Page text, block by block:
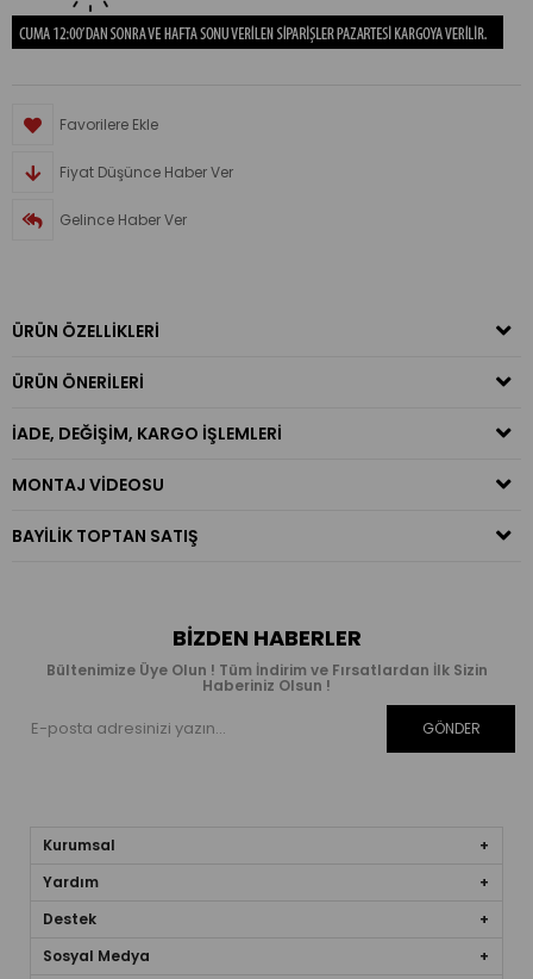
Favorilere Ekle
Fiyat Düşünce Haber Ver
Gelince Haber Ver
ÜRÜN ÖZELLIKLERI
ÜRÜN ÖNERILERI
İADE, DEĞIŞIM, KARGO İŞLEMLERI
MONTAJ VIDEOSU
BAYILIK TOPTAN SATIŞ
BIZDEN HABERLER
Bültenimize Üye Olun ! Tüm İndirim ve Fırsatlardan İlk Sizin
Haberiniz Olsun !
GÖNDER
Kurumsal
Yardım
Destek
Sosyal Medya